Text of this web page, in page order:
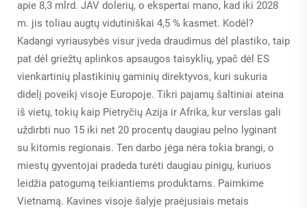
apie 8,3 mlrd. JAV dolerių, o ekspertai mano, kad iki 2028
m. jis toliau augtų vidutiniškai 4,5 % kasmet. Kodėl?
Kadangi vyriausybės visur įveda draudimus dėl plastiko, taip
pat dėl griežtų aplinkos apsaugos taisyklių, ypač dėl ES
vienkartinių plastikinių gaminių direktyvos, kuri sukuria
didelį poveikį visoje Europoje. Tikri pajamų šaltiniai ateina
iš vietų, tokių kaip Pietryčių Azija ir Afrika, kur verslas gali
uždirbti nuo 15 iki net 20 procentų daugiau pelno lyginant
su kitomis regionais. Ten darbo jėga nėra tokia brangi, o
miestų gyventojai pradeda turėti daugiau pinigų, kuriuos
leidžia patogumą teikiantiems produktams. Paimkime
Vietnamą. Kavines visoje šalyje praėjusiais metais